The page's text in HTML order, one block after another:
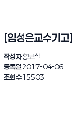
[임성은교수기
작성자홍보실
등록일2017-04-06
조회수15503